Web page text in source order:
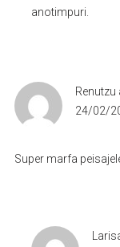
anotimpuri.
Renutzu
24/02/
Super marfa